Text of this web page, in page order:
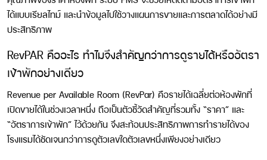
ได้แบบเรียลไทม์ และนำข้อมูลไปใช้วางแผนการขายและการตลาดได้อย่างมี
ประสิทธิภาพ
RevPAR คืออะไร ทำไมจึงสำคัญกว่าการดูรายได้หรืออัตรา
เข้าพักอย่างเดียว
Revenue per Available Room (RevPar) คือรายได้เฉลี่ยต่อห้องพักที่
เปิดขายได้ในช่วงเวลาหนึ่ง ถือเป็นตัวชี้วัดสำคัญที่รวมทั้ง “ราคา” และ
“อัตราการเข้าพัก” ไว้ด้วยกัน จึงสะท้อนประสิทธิภาพการทำรายได้ของ
โรงแรมได้ชัดเจนกว่าการดูตัวเลขใดตัวเลขหนึ่งเพียงอย่างเดียว